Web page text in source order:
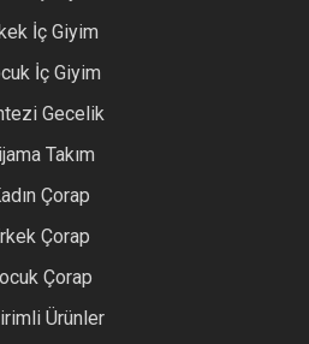
İç Giyim
İç Giyim
Gecelik
Takım
Çorap
Çorap
Çorap
Ürünler